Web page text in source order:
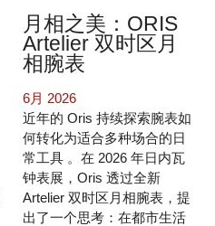
月相之美：ORIS
Artelier 双时区月
相腕表
6月 2026
近年的 Oris 持续探索腕表如
何转化为适合多种场合的日
常工具 。在 2026 年日内瓦
钟表展，Oris 透过全新
Artelier 双时区月相腕表，提
出了一个思考：在都市生活